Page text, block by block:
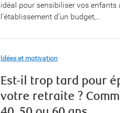
idéal pour sensibiliser vos enfants
l’établissement d’un budget,…
Idées et motivation
Est-il trop tard pour
votre retraite ?